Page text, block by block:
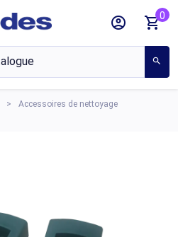
search
account_circle shopping_cart0
Accessoires de nettoyage